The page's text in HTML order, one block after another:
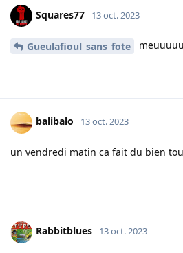
Squares77 13 oct. 2023
Gueulafioul_sans_fote
balibalo 13 oct. 2023
un vendredi matin ca fait du bien
Rabbitblues 13 oct. 2023